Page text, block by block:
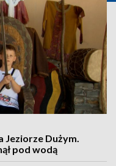
Jeziorze Dużym.
pod wodą